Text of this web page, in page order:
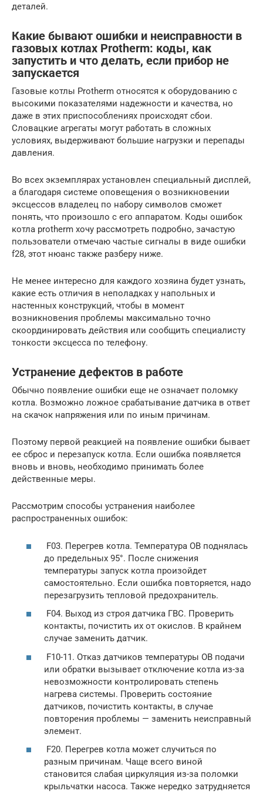
деталей.
Какие бывают ошибки и неисправности в
газовых котлах Protherm: коды, как
запустить и что делать, если прибор не
запускается
Газовые котлы Protherm относятся к оборудованию с
высокими показателями надежности и качества, но
даже в этих приспособлениях происходят сбои.
Словацкие агрегаты могут работать в сложных
условиях, выдерживают большие нагрузки и перепады
давления.
Во всех экземплярах установлен специальный дисплей,
а благодаря системе оповещения о возникновении
эксцессов владелец по набору символов сможет
понять, что произошло с его аппаратом. Коды ошибок
котла protherm хочу рассмотреть подробно, зачастую
пользователи отмечаю частые сигналы в виде ошибки
f28, этот нюанс также разберу ниже.
Не менее интересно для каждого хозяина будет узнать,
какие есть отличия в неполадках у напольных и
настенных конструкций, чтобы в момент
возникновения проблемы максимально точно
скоординировать действия или сообщить специалисту
тонкости эксцесса по телефону.
Устранение дефектов в работе
Обычно появление ошибки еще не означает поломку
котла. Возможно ложное срабатывание датчика в ответ
на скачок напряжения или по иным причинам.
Поэтому первой реакцией на появление ошибки бывает
ее сброс и перезапуск котла. Если ошибка появляется
вновь и вновь, необходимо принимать более
действенные меры.
Рассмотрим способы устранения наиболее
распространенных ошибок:
F03. Перегрев котла. Температура ОВ поднялась
до предельных 95°. После снижения
температуры запуск котла произойдет
самостоятельно. Если ошибка повторяется, надо
перезагрузить тепловой предохранитель.
F04. Выход из строя датчика ГВС. Проверить
контакты, почистить их от окислов. В крайнем
случае заменить датчик.
F10-11. Отказ датчиков температуры ОВ подачи
или обратки вызывает отключение котла из-за
невозможности контролировать степень
нагрева системы. Проверить состояние
датчиков, почистить контакты, в случае
повторения проблемы — заменить неисправный
элемент.
F20. Перегрев котла может случиться по
разным причинам. Чаще всего виной
становится слабая циркуляция из-за поломки
крыльчатки насоса. Также нередко затрудняется